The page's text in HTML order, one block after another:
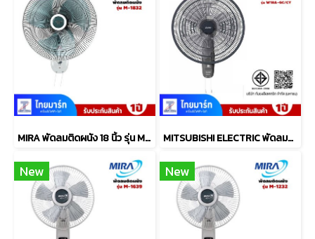
MIRA พัดลมติดผนัง 18 นิ้ว รุ่น M-1832 MITSUBISHI ELECTRIC พัดลมติดผนัง ขนาดใบพัด 18 นิ้ว รุ่น W18A-GC/CY
New New